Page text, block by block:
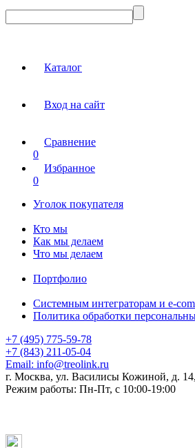
Каталог
Вход на сайт
Сравнение
0
Избранное
0
Уголок покупателя
Кто мы
Как мы делаем
Что мы делаем
Портфолио
Системным интеграторам и e-
Политика обработки
+7 (495) 775-59-78
+7 (843) 211-05-04
Email: info@treolink.ru
г. Москва, ул. Василисы Кожиной, д.
Режим работы: Пн-Пт, с 10:00-19:00